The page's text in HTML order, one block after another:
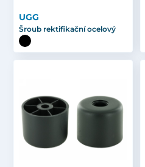
UGG
Šroub rektifikační ocelový